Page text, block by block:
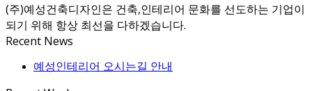
(주)예성건축디자인은 건축,인테리어 문화를 선도하는 기업이
되기 위해 항상 최선을 다하겠습니다.
Recent News
예성인테리어 오시는길 안내